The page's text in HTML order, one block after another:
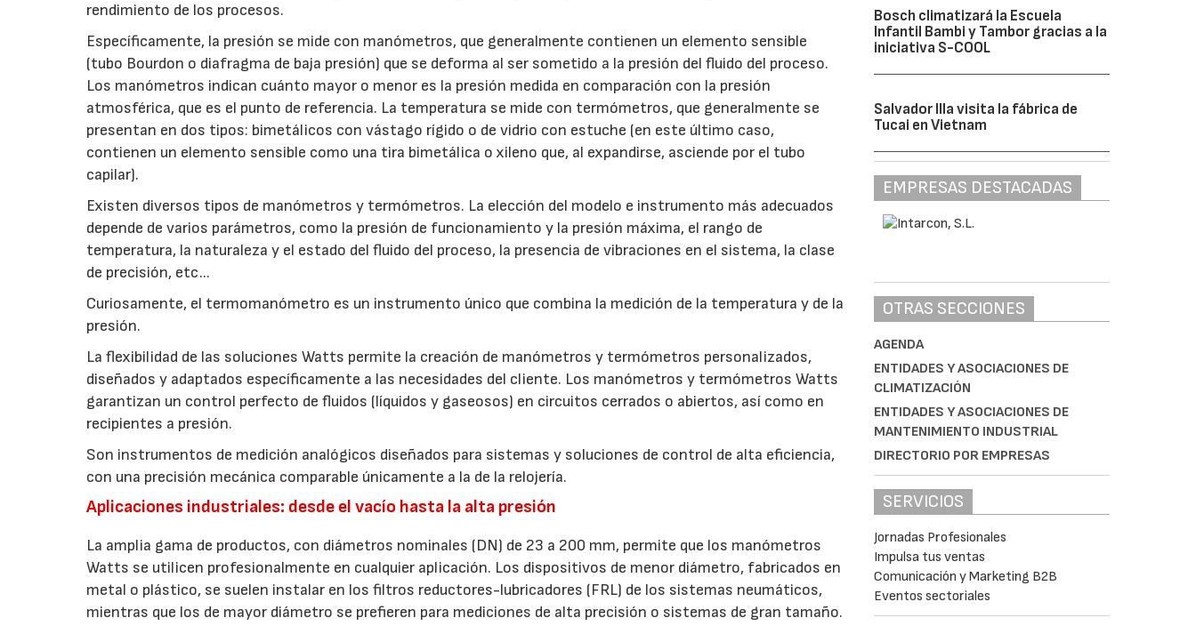
rendimiento de los procesos.
Específicamente, la presión se mide con manómetros, que generalmente contienen un elemento sensible
(tubo Bourdon o diafragma de baja presión) que se deforma al ser sometido a la presión del fluido del proceso.
Los manómetros indican cuánto mayor o menor es la presión medida en comparación con la presión
atmosférica, que es el punto de referencia. La temperatura se mide con termómetros, que generalmente se
presentan en dos tipos: bimetálicos con vástago rígido o de vidrio con estuche (en este último caso,
contienen un elemento sensible como una tira bimetálica o xileno que, al expandirse, asciende por el tubo
capilar).
Existen diversos tipos de manómetros y termómetros. La elección del modelo e instrumento más adecuados
depende de varios parámetros, como la presión de funcionamiento y la presión máxima, el rango de
temperatura, la naturaleza y el estado del fluido del proceso, la presencia de vibraciones en el sistema, la clase
de precisión, etc...
Curiosamente, el termomanómetro es un instrumento único que combina la medición de la temperatura y de la
presión.
La flexibilidad de las soluciones Watts permite la creación de manómetros y termómetros personalizados,
diseñados y adaptados específicamente a las necesidades del cliente. Los manómetros y termómetros Watts
garantizan un control perfecto de fluidos (líquidos y gaseosos) en circuitos cerrados o abiertos, así como en
recipientes a presión.
Son instrumentos de medición analógicos diseñados para sistemas y soluciones de control de alta eficiencia,
con una precisión mecánica comparable únicamente a la de la relojería.
Aplicaciones industriales: desde el vacío hasta la alta presión
La amplia gama de productos, con diámetros nominales (DN) de 23 a 200 mm, permite que los manómetros
Watts se utilicen profesionalmente en cualquier aplicación. Los dispositivos de menor diámetro, fabricados en
metal o plástico, se suelen instalar en los filtros reductores-lubricadores (FRL) de los sistemas neumáticos,
mientras que los de mayor diámetro se prefieren para mediciones de alta precisión o sistemas de gran tamaño.
Bosch climatizará la Escuela
Infantil Bambi y Tambor gracias a la
iniciativa S-COOL
Salvador Illa visita la fábrica de
Tucai en Vietnam
EMPRESAS DESTACADAS
OTRAS SECCIONES
AGENDA
ENTIDADES Y ASOCIACIONES DE
CLIMATIZACIÓN
ENTIDADES Y ASOCIACIONES DE
MANTENIMIENTO INDUSTRIAL
DIRECTORIO POR EMPRESAS
SERVICIOS
Jornadas Profesionales
Impulsa tus ventas
Comunicación y Marketing B2B
Eventos sectoriales